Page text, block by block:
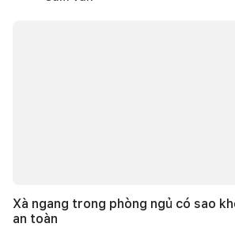
Xà ngang trong phòng ngủ có sao
an toàn